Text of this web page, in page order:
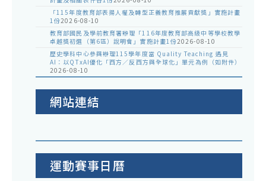
「115年度教育部表揚人權及轉型正義教育推展貢獻獎」實施計畫
1份2026-08-10
教育部國民及學前教育署辦理「116年度教育部高級中等學校教學
卓越獎初選（第6區）說明會」實施計畫1份2026-08-10
歷史學科中心參與辦理115學年度當 Quality Teaching 遇見
AI：以QTxAI優化「西方／反西方與全球化」單元為例（如附件）
2026-08-10
網站連結
運動賽事日曆